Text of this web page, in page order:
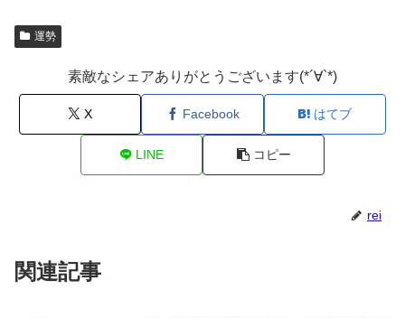
運勢
素敵なシェアありがとうございます(*´∀`*)
X Facebook はてブ
LINE コピー
rei
関連記事